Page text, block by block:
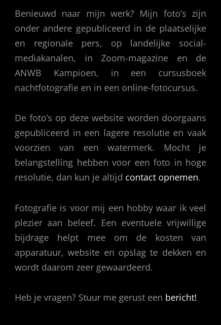
Benieuwd naar mijn werk? Mijn foto’s zijn
onder andere gepubliceerd in de plaatselijke
en regionale pers, op landelijke social-
mediakanalen, in Zoom-magazine en de
ANWB Kampioen, in een cursusboek
nachtfotografie en in een online-fotocursus.
De foto’s op deze website worden doorgaans
gepubliceerd in een lagere resolutie en vaak
voorzien van een watermerk. Mocht je
belangstelling hebben voor een foto in hoge
resolutie, dan kun je altijd contact opnemen.
Fotografie is voor mij een hobby waar ik veel
plezier aan beleef. Een eventuele vrijwillige
bijdrage helpt mee om de kosten van
apparatuur, website en opslag te dekken en
wordt daarom zeer gewaardeerd.
Heb je vragen? Stuur me gerust een bericht!